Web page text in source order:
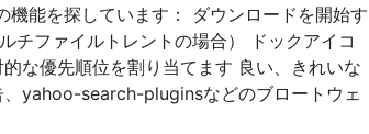
能を探しています： ダウンロードを開始す
チファイルトレントの場合） ドックアイコ
な優先順位を割り当てます 良い、きれいな
yahoo-search-pluginsなどのブロートウェ